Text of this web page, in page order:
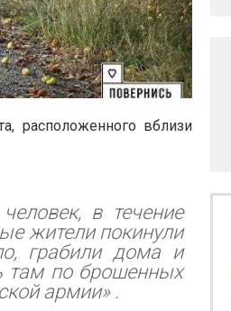
расположенного вблизи
в течение
жители покинули
грабили дома и
там по брошенных
армии» .